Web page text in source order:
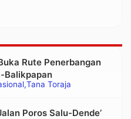
Tana Toraja
Rute Penerbangan
Balikpapan
Poros Salu-Dende’